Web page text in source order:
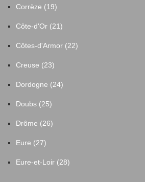
Corrèze (19)
Côte-d'Or (21)
Côtes-d'Armor (22)
Creuse (23)
Dordogne (24)
Doubs (25)
Drôme (26)
Eure (27)
Eure-et-Loir (28)